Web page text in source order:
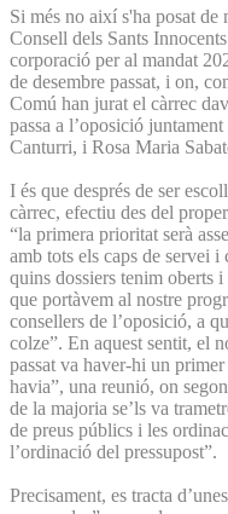
Si més no així s'ha posat de
Consell dels Sants
corporació per al mandat
de desembre passat, i on,
Comú han jurat el càrrec
passa a l’oposició
Canturri, i Rosa Maria
I és que després de ser
càrrec, efectiu des del
“la primera prioritat serà
amb tots els caps de servei i
quins dossiers tenim oberts
que portàvem al nostre
consellers de l’oposició, a
colze”. En aquest sentit, el
passat va haver-hi un
havia”, una reunió, on
de la majoria se’ls va
de preus públics i les
l’ordinació del pressupost”.
Precisament, es tracta